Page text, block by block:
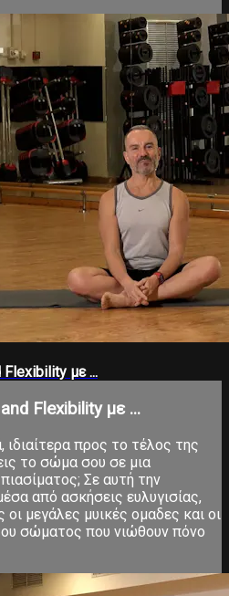
Flexibility με ...
Flexibility με ...
ιδιαίτερα προς το τέλος της
το σώμα σου σε μια
Σε αυτή την
από ασκήσεις ευλυγισίας,
μεγάλες μυικές ομαδες και οι
σώματος που νιώθουν πόνο